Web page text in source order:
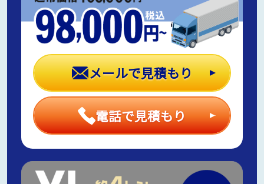
メールで見積もり
電話で見積もり